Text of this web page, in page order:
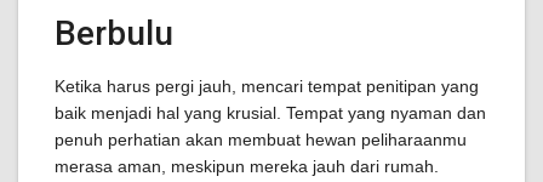
Berbulu
Ketika harus pergi jauh, mencari tempat penitipan yang
baik menjadi hal yang krusial. Tempat yang nyaman dan
penuh perhatian akan membuat hewan peliharaanmu
merasa aman, meskipun mereka jauh dari rumah.